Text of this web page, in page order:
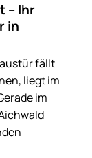
– Ihr
in
fällt
liegt im
im